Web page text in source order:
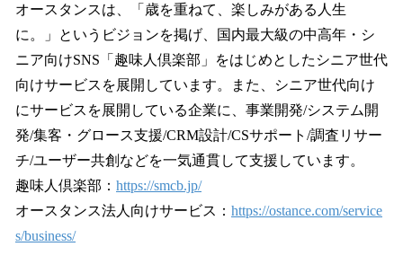
オースタンスは、「歳を重ねて、楽しみがある人生
に。」というビジョンを掲げ、国内最大級の中高年・シ
ニア向けSNS「趣味人倶楽部」をはじめとしたシニア世代
向けサービスを展開しています。また、シニア世代向け
にサービスを展開している企業に、事業開発/システム開
発/集客・グロース支援/CRM設計/CSサポート/調査リサー
チ/ユーザー共創などを一気通貫して支援しています。
趣味人倶楽部： https://smcb.jp/
オースタンス法人向けサービス： https://ostance.com/service
s/business/